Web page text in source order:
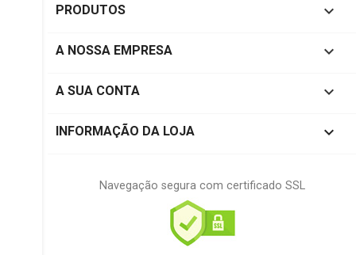
PRODUTOS 
A NOSSA EMPRESA 
A SUA CONTA 
INFORMAÇÃO DA LOJA keyboard_arrow_down
Navegação segura com certificado SSL